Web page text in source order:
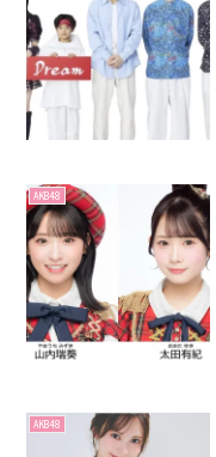
AKB48
AKB48